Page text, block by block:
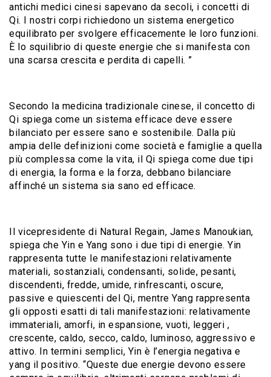
antichi medici cinesi sapevano da secoli, i concetti di
Qi. I nostri corpi richiedono un sistema energetico
equilibrato per svolgere efficacemente le loro funzioni.
È lo squilibrio di queste energie che si manifesta con
una scarsa crescita e perdita di capelli. ”
Secondo la medicina tradizionale cinese, il concetto di
Qi spiega come un sistema efficace deve essere
bilanciato per essere sano e sostenibile. Dalla più
ampia delle definizioni come società e famiglie a quella
più complessa come la vita, il Qi spiega come due tipi
di energia, la forma e la forza, debbano bilanciare
affinché un sistema sia sano ed efficace.
Il vicepresidente di Natural Regain, James Manoukian,
spiega che Yin e Yang sono i due tipi di energie. Yin
rappresenta tutte le manifestazioni relativamente
materiali, sostanziali, condensanti, solide, pesanti,
discendenti, fredde, umide, rinfrescanti, oscure,
passive e quiescenti del Qi, mentre Yang rappresenta
gli opposti esatti di tali manifestazioni: relativamente
immateriali, amorfi, in espansione, vuoti, leggeri ,
crescente, caldo, secco, caldo, luminoso, aggressivo e
attivo. In termini semplici, Yin è l’energia negativa e
yang il positivo. “Queste due energie devono essere